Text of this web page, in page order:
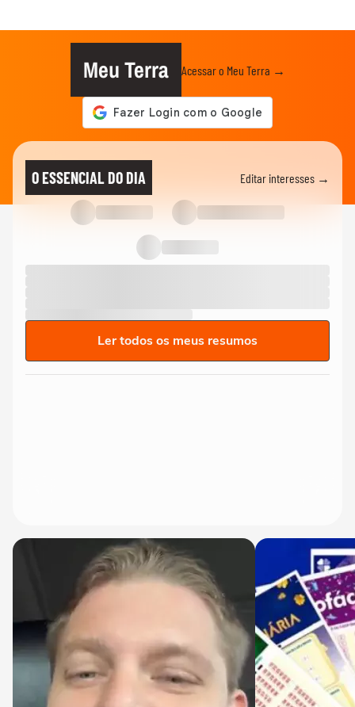
Meu Terra Acessar o Meu Terra →
O ESSENCIAL DO DIA Editar interesses →
Ler todos os meus resumos